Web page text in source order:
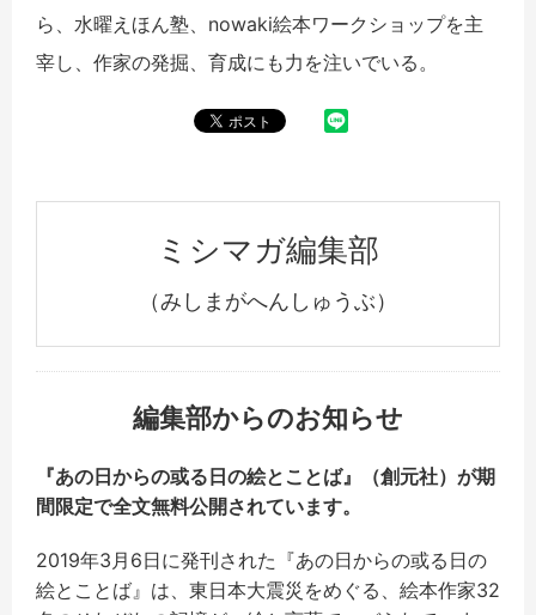
ら、水曜えほん塾、nowaki絵本ワークショップを主
宰し、作家の発掘、育成にも力を注いでいる。
ミシマガ編集部
（みしまがへんしゅうぶ）
編集部からのお知らせ
『あの日からの或る日の絵とことば』（創元社）が期
間限定で全文無料公開されています。
2019年3月6日に発刊された『あの日からの或る日の
絵とことば』は、東日本大震災をめぐる、絵本作家32